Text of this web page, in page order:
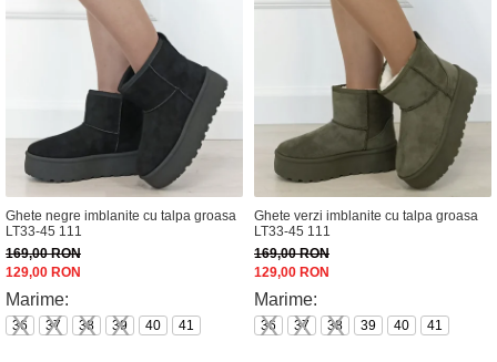
Ghete negre imblanite cu talpa groasa
LT33-45 111
169,00 RON
129,00 RON
Marime:
36 37 38 39 40 41
Ghete verzi imblanite cu talpa groasa
LT33-45 111
169,00 RON
129,00 RON
Marime:
36 37 38 39 40 41